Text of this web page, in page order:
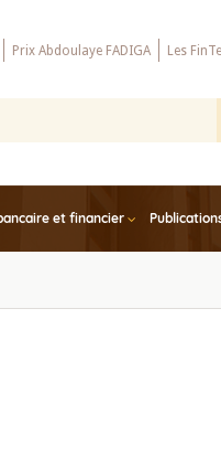
Prix Abdoulaye FADIGA Les
et financier